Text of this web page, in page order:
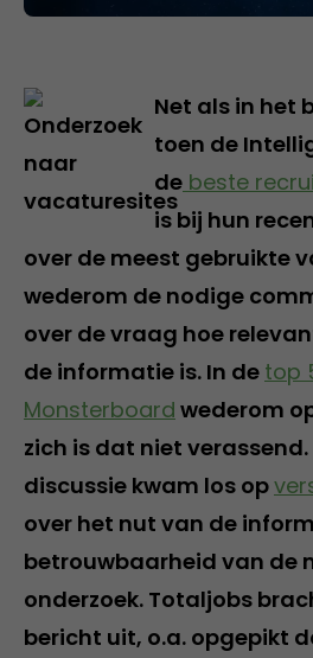
Net als in het
toen de
de beste
is bij hun
over de meest gebruikte
wederom de nodige
over de vraag hoe
de informatie is. In de top
Monsterboard wederom
zich is dat niet
discussie kwam los op
over het nut van de
betrouwbaarheid van de
onderzoek. Totaljobs
bericht uit, o.a. opgepikt